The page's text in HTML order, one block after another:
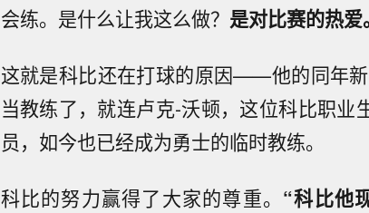
会练。是什么让我这么做？ 是对比赛的热爱
这就是科比还在打球的原因——他的同年
当教练了，就连卢克-沃顿，这位科比职业
员，如今也已经成为勇士的临时教练。
科比的努力赢得了大家的尊重。 “科比他